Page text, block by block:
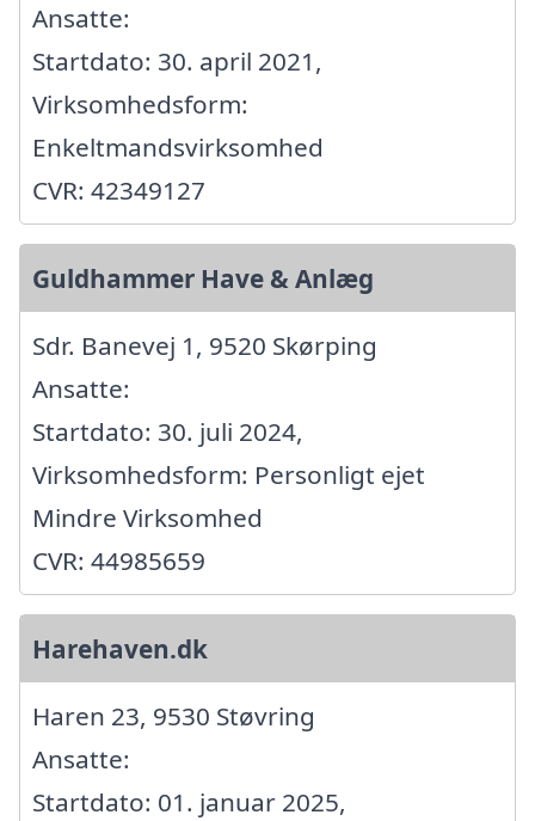
Ansatte:
Startdato: 30. april 2021,
Virksomhedsform:
Enkeltmandsvirksomhed
CVR: 42349127
Guldhammer Have & Anlæg
Sdr. Banevej 1, 9520 Skørping
Ansatte:
Startdato: 30. juli 2024,
Virksomhedsform: Personligt ejet
Mindre Virksomhed
CVR: 44985659
Harehaven.dk
Haren 23, 9530 Støvring
Ansatte:
Startdato: 01. januar 2025,